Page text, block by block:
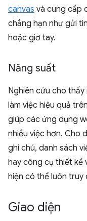
canvas và cung cấp
chẳng hạn như gửi
hoặc giơ tay.
Năng suất
Nghiên cứu cho
làm việc hiệu quả
giúp các ứng dụng
nhiều việc hơn. Cho
ghi chú, danh sách
hay công cụ thiết kế
hiện có thể luôn truy
Giao diện